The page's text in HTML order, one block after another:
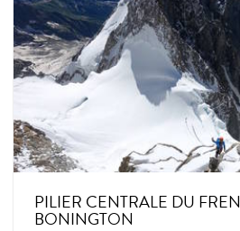
PILIER CENTRALE DU
BONINGTON